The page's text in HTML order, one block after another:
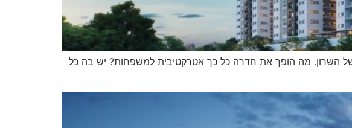
השרון. מה הופך את חדרה כל כך אטרקטיבית למשפחות? יש בה כל